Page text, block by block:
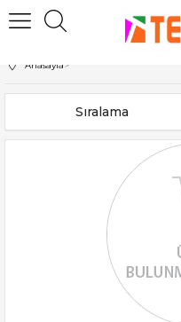
Anasayfa>
Sıralama